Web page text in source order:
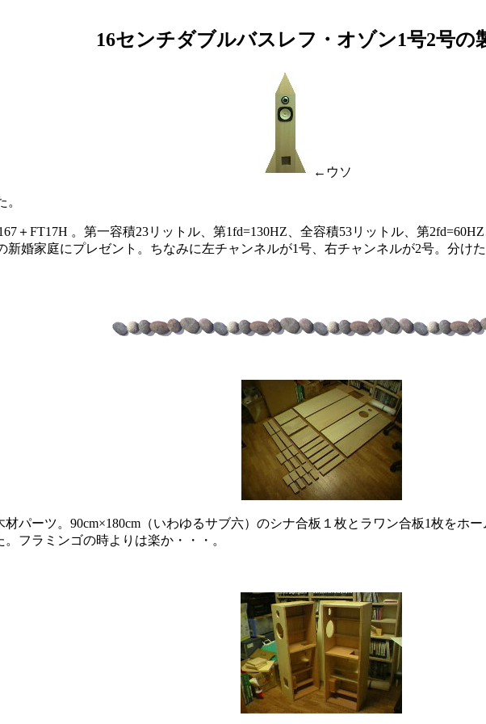
16センチダブルバスレフ・オゾン1号2号の
←ウソ
＋FT17H 。第一容積23リットル、第1fd=130HZ、全容積53リットル、第
新婚家庭にプレゼント。ちなみに左チャンネルが1号、右チャンネルが2号。分け
材パーツ。90cm×180cm（いわゆるサブ六）のシナ合板１枚とラワン合板1枚をホ
。フラミンゴの時よりは楽か・・・。